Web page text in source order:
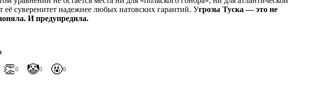
её суверенитет надежнее любых натовских гарантий. Угрозы Туска — это не
И предупредила.
👏0 🤡0 🤬0